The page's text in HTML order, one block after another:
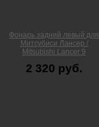
Фонарь задний левый для
Митсубиси Лансер /
Mitsubishi Lancer 9
2 320 руб.